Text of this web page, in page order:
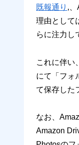
既報通り ,、
理由として
らに注力し
これに伴い
にて「フォ
て保存した
なお、
Amazon